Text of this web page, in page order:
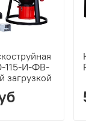
115-И-ФВ-
загрузкой